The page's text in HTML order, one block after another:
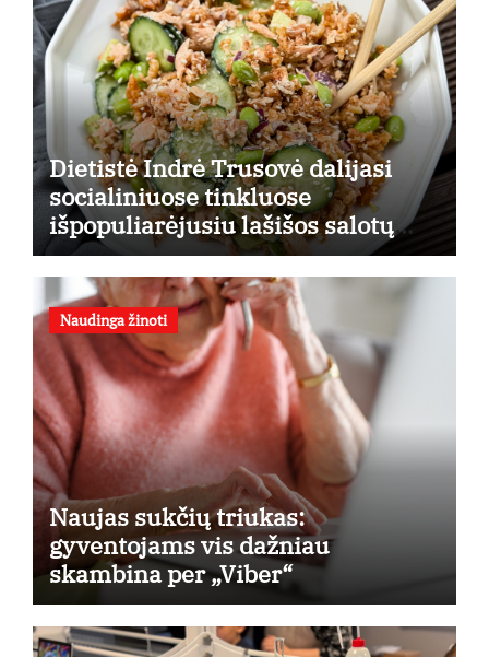
Dietistė Indrė Trusovė dalijasi
socialiniuose tinkluose
išpopuliarėjusiu lašišos salotų
receptu
Naudinga žinoti
Naujas sukčių triukas:
gyventojams vis dažniau
skambina per „Viber“